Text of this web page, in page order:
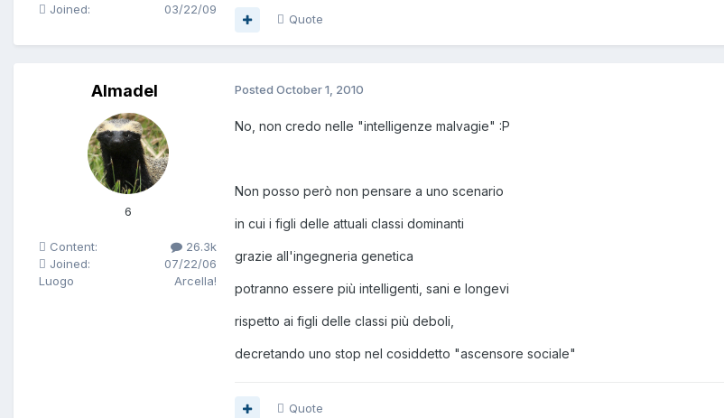
Joined:
03/22/09
Quote
Almadel
6
Content:
26.3k
Joined:
07/22/06
Luogo
Arcella!
Posted October 1, 2010
No, non credo nelle "intelligenze malvagie" :P
Non posso però non pensare a uno scenario
in cui i figli delle attuali classi dominanti
grazie all'ingegneria genetica
potranno essere più intelligenti, sani e longevi
rispetto ai figli delle classi più deboli,
decretando uno stop nel cosiddetto "ascensore sociale"
Quote